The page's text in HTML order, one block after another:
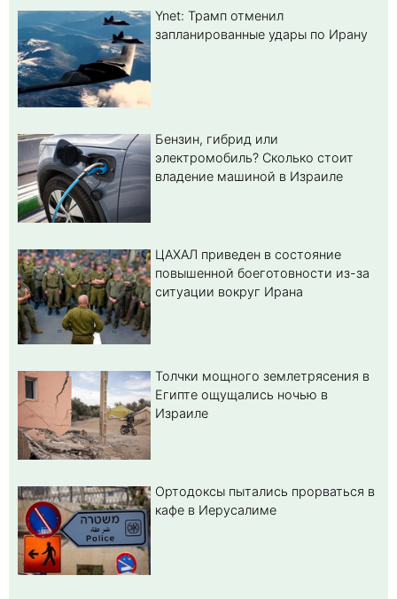
Ynet: Трамп отменил
запланированные удары по Ирану
Бензин, гибрид или
электромобиль? Cколько стоит
владение машиной в Израиле
ЦАХАЛ приведен в состояние
повышенной боеготовности из-за
ситуации вокруг Ирана
Толчки мощного землетрясения в
Египте ощущались ночью в
Израиле
Ортодоксы пытались прорваться в
кафе в Иерусалиме